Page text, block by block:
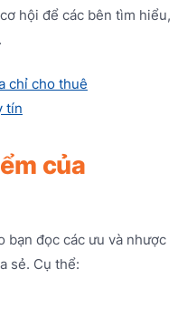
hội để các bên tìm hiểu,
chỉ cho thuê
tín
của
bạn đọc các ưu và nhược
sẻ. Cụ thể: